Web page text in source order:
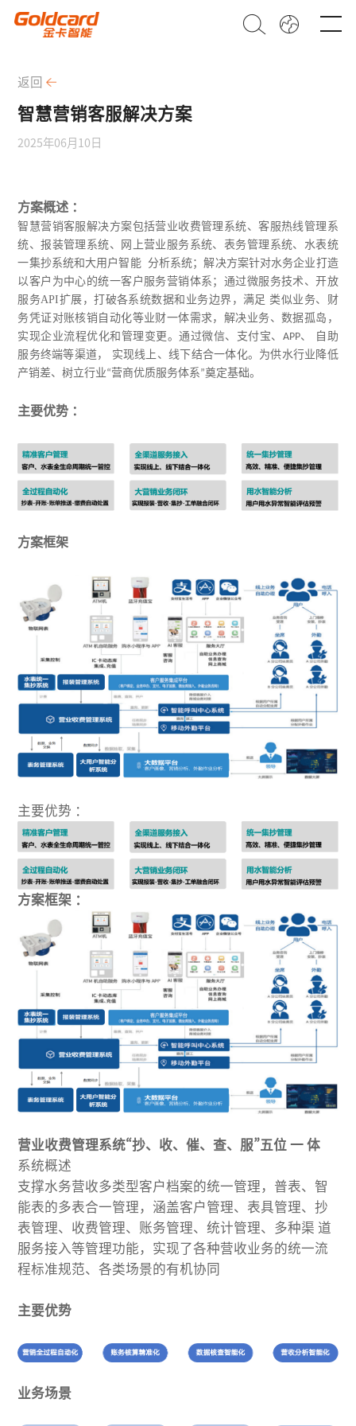
返回
智慧营销客服解决方案
2025年06月10日
方案概述 ：
智慧营销客服解决方案包括营业收费管理系统、客服热线管理系
统、报装管理系统、网上营业服务系统、表务管理系统、水表统
一集抄系统和大用户智能
分析系统；解决方案针对水务企业打造
以客户为中心的统一客户服务营销体系；通过微服务技术、开放
服务API扩展，打破各系统数据和业务边界，满足 类似业务、财
务凭证对账核销自动化等业财一体需求，解决业务、数据孤岛，
实现企业流程优化和管理变更。通过微信、支付宝、 APP、 自助
服务终端等渠道， 实现线上、线下结合一体化。为供水行业降低
产销差、树立行业“营商优质服务体系”奠定基础。
主要优势 ：
方案框架
主要优势 ：
方案框架 ：
营业收费管理系统“抄、收、催、查、服”五位 一 体
系统概述
支撑水务营收多类型客户档案的统一管理，普表、智
能表的多表合一管理，涵盖客户管理、表具管理、抄
表管理、收费管理、账务管理、统计管理、多种渠 道
服务接入等管理功能，实现了各种营收业务的统一流
程标准规范、各类场景的有机协同
主要优势
业务场景